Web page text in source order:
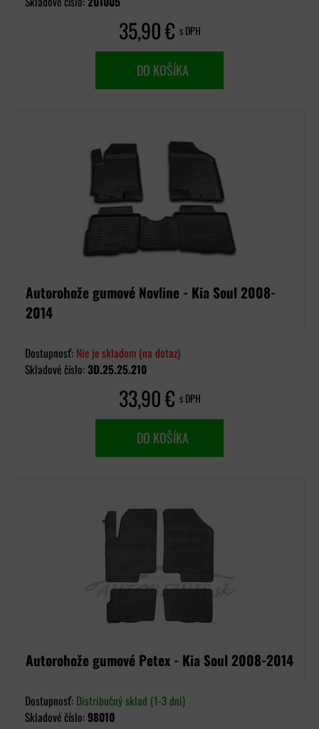
35,90 € s DPH
DO KOŠÍKA
Autorohože gumové Novline - Kia Soul 2008-
2014
Dostupnosť: Nie je skladom (na dotaz)
Skladové číslo:3D.25.25.210
33,90 € s DPH
DO KOŠÍKA
Autorohože gumové Petex - Kia Soul 2008-2014
Dostupnosť: Distribučný sklad (1-3 dni)
Skladové číslo:98010